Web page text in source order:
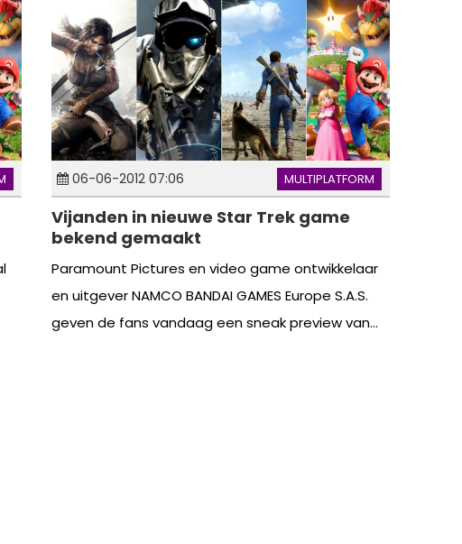
06-06-2012 07:06 MULTIPLATFORM
Vijanden in nieuwe Star Trek game
bekend gemaakt
Paramount Pictures en video game ontwikkelaar
en uitgever NAMCO BANDAI GAMES Europe S.A.S.
geven de fans vandaag een sneak preview van...